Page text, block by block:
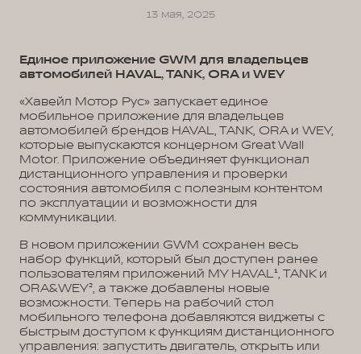
13 мая, 2025
Единое приложение GWM для владельцев
автомобилей HAVAL, TANK, ORA и WEY
«Хавейл Мотор Рус» запускает единое
мобильное приложение для владельцев
автомобилей брендов HAVAL, TANK, ORA и WEY,
которые выпускаются концерном Great Wall
Motor. Приложение объединяет функционал
дистанционного управления и проверки
состояния автомобиля с полезным контентом
по эксплуатации и возможности для
коммуникации.
В новом приложении GWM сохранен весь
набор функций, который был доступен ранее
пользователям приложений MY HAVAL¹, TANK и
ORA&WEY², а также добавлены новые
возможности. Теперь на рабочий стол
мобильного телефона добавляются виджеты с
быстрым доступом к функциям дистанционного
управления: запустить двигатель, открыть или